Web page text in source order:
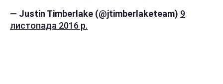
— Justin Timberlake (@jtimberlaketeam) 9
листопада 2016 р.